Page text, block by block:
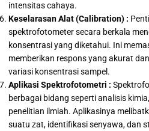
intensitas cahaya.
Keselarasan Alat (Calibration) :
spektrofotometer secara berkala
konsentrasi yang diketahui. Ini
memberikan respons yang akurat
variasi konsentrasi sampel.
Aplikasi Spektrofotometri :
berbagai bidang seperti analisis
penelitian ilmiah. Aplikasinya
suatu zat, identifikasi senyawa, dan